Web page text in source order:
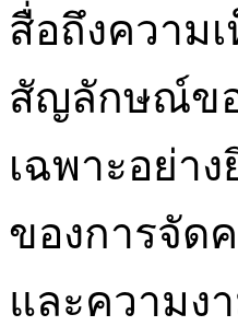
สื่อถึงความ
สัญลักษณ์ข
เฉพาะอย่า
ของการจัด
และความง